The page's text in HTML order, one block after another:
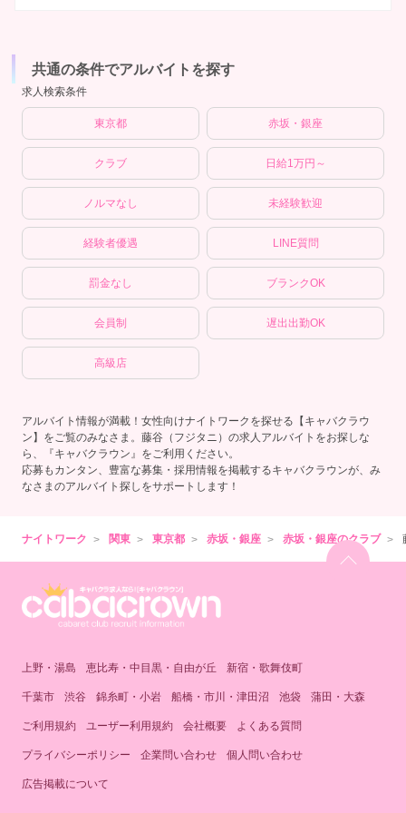
共通の条件でアルバイトを探す
求人検索条件
東京都 赤坂・銀座
クラブ 日給1万円～
ノルマなし 未経験歓迎
経験者優遇 LINE質問
罰金なし ブランクOK
会員制 遅出出勤OK
高級店
アルバイト情報が満載！女性向けナイトワークを探せる【キャバクラウ
ン】をご覧のみなさま。藤谷（フジタニ）の求人アルバイトをお探しな
ら、『キャバクラウン』をご利用ください。
応募もカンタン、豊富な募集・採用情報を掲載するキャバクラウンが、み
なさまのアルバイト探しをサポートします！
ナイトワーク 関東 東京都 赤坂・銀座 赤坂・銀座のクラブ
上野・湯島 恵比寿・中目黒・自由が丘 新宿・歌舞伎町
千葉市 渋谷 錦糸町・小岩 船橋・市川・津田沼 池袋 蒲田・大森
ご利用規約 ユーザー利用規約 会社概要 よくある質問
プライバシーポリシー 企業問い合わせ 個人問い合わせ
広告掲載について